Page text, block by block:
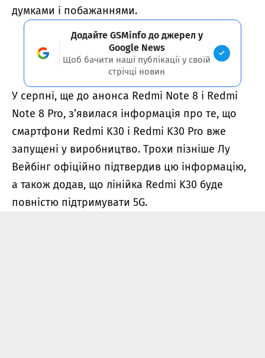
думками і побажаннями.
Додайте GSMinfo до джерел у
Google News
Щоб бачити наші публікації у своїй
стрічці новин
У серпні, ще до анонса Redmi Note 8 і Redmi
Note 8 Pro, з’явилася інформація про те, що
смартфони Redmi K30 і Redmi K30 Pro вже
запущені у виробництво. Трохи пізніше Лу
Вейбінг офіційно підтвердив цю інформацію,
а також додав, що лінійка Redmi K30 буде
повністю підтримувати 5G.